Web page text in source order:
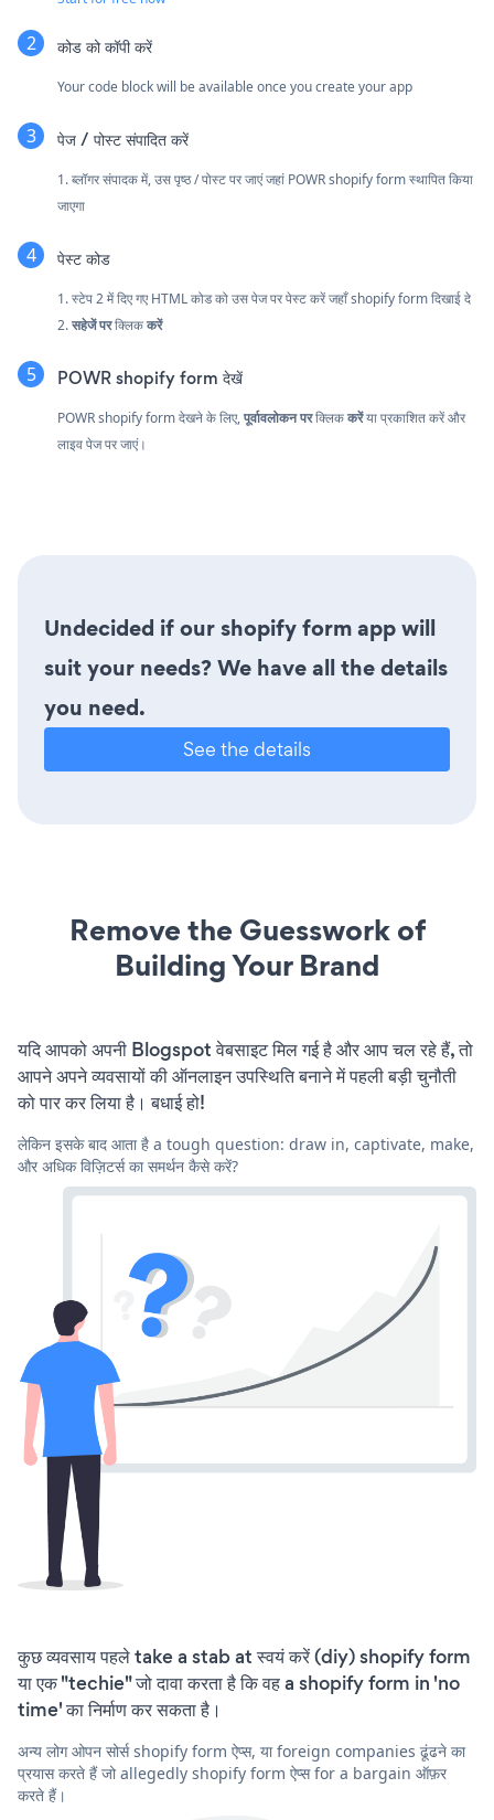
कोड को कॉपी करें
Your code block will be available once you create your app
पेज / पोस्ट संपादित करें
1. ब्लॉगर संपादक में, उस पृष्ठ / पोस्ट पर जाएं जहां POWR shopify form स्थापित किया
जाएगा
पेस्ट कोड
1. स्टेप 2 में दिए गए HTML कोड को उस पेज पर पेस्ट करें जहाँ shopify form दिखाई दे
2.सहेजें परक्लिककरें
POWR shopify form देखें
POWR shopify form देखने के लिए,पूर्वावलोकन परक्लिककरेंया प्रकाशित करें और
लाइव पेज पर जाएं।
Undecided if our shopify form app will
suit your needs? We have all the details
you need.
See the details
Remove the Guesswork of
Building Your Brand
यदि आपको अपनी Blogspot वेबसाइट मिल गई है और आप चल रहे हैं, तो
आपने अपने व्यवसायों की ऑनलाइन उपस्थिति बनाने में पहली बड़ी चुनौती
को पार कर लिया है। बधाई हो!
लेकिन इसके बाद आता है a tough question: draw in, captivate, make,
और अधिक विज़िटर्स का समर्थन कैसे करें?
कुछ व्यवसाय पहले take a stab at स्वयं करें (diy) shopify form
या एक "techie" जो दावा करता है कि वह a shopify form in 'no
time' का निर्माण कर सकता है।
अन्य लोग ओपन सोर्स shopify form ऐप्स, या foreign companies ढूंढने का
प्रयास करते हैं जो allegedly shopify form ऐप्स for a bargain ऑफ़र
करते हैं।